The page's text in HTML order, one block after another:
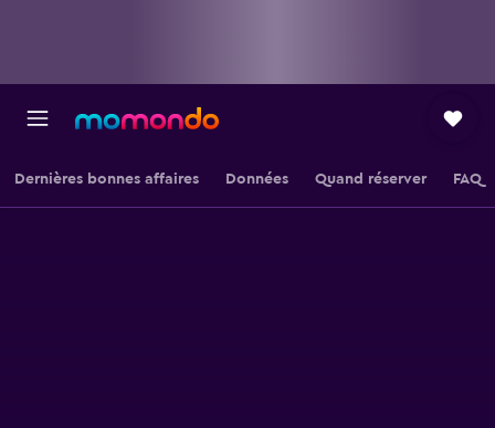
Dernières bonnes affaires Données Quand réserver FAQ